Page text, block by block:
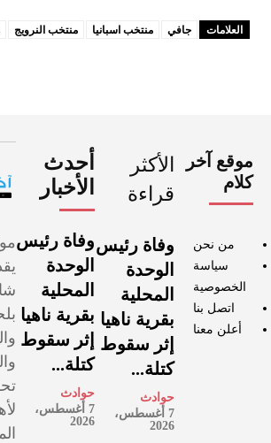
العلامات جافي منتخب اسبانيا منتخب النرويج
موقع آخر
كلام
من نحن
سياسة
الخصوصية
اتصل بنا
أعلن معنا
الأكثر
قراءة
وفاة رئيس
الوحدة
المحلية
بقرية ناهيا
إثر سقوط
كتلة...
حوادث
7 أغسطس،
2026
أحدث
الأخبار
وفاة رئيس
الوحدة
المحلية
بقرية ناهيا
إثر سقوط
كتلة...
حوادث
7 أغسطس،
2026